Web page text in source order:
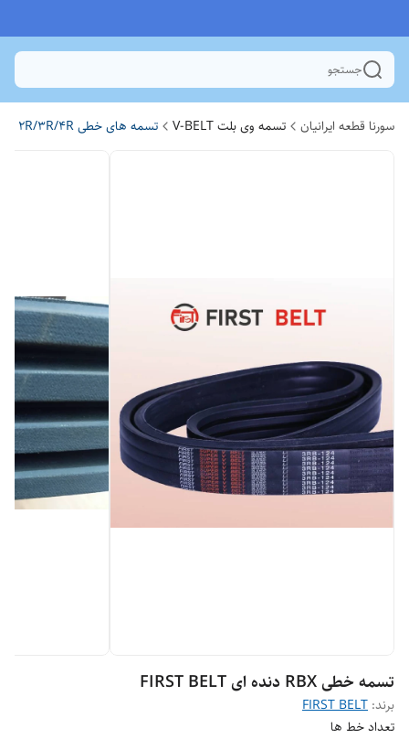
جستجو
سورنا قطعه ایرانیان تسمه وی بلت V-BELT تسمه های خطی 2R/3R/4R
تسمه خطی RBX دنده ای FIRST BELT
برند: FIRST BELT
تعداد خط ها